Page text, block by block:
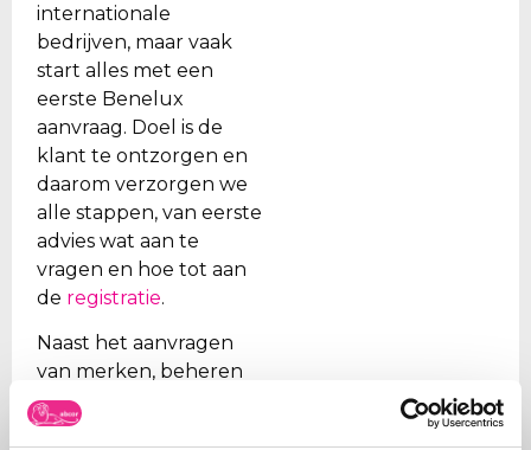
internationale
bedrijven, maar vaak
start alles met een
eerste Benelux
aanvraag. Doel is de
klant te ontzorgen en
daarom verzorgen we
alle stappen, van eerste
advies wat aan te
vragen en hoe tot aan
de registratie.
Naast het aanvragen
van merken, beheren
wij ook de portefeuilles
voor onze klanten. Wij